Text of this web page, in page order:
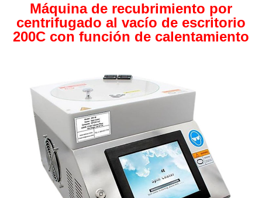
Máquina de recubrimiento por
centrifugado al vacío de escritorio
200C con función de calentamiento